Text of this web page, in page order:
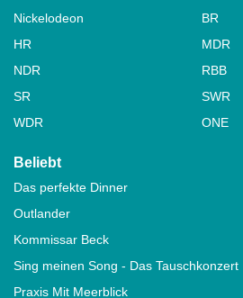
Nickelodeon
BR
HR
MDR
NDR
RBB
SR
SWR
WDR
ONE
Beliebt
Das perfekte Dinner
Outlander
Kommissar Beck
Sing meinen Song - Das Tauschkonzert
Praxis Mit Meerblick